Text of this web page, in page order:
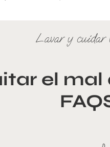
Lavar y cuidar
el mal